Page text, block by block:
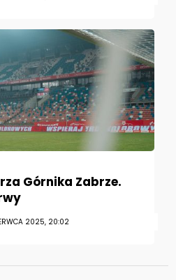
Górnika Zabrze.
2025, 20:02